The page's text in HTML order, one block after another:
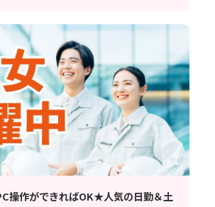
操作ができればOK★人気の日勤＆土